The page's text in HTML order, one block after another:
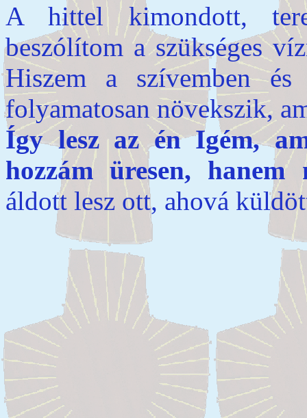
A hittel kimondott,
beszólítom a szükséges
Hiszem a szívemben
folyamatosan növekszik,
Így lesz az én Igém,
hozzám üresen, hanem
áldott lesz ott, ahová